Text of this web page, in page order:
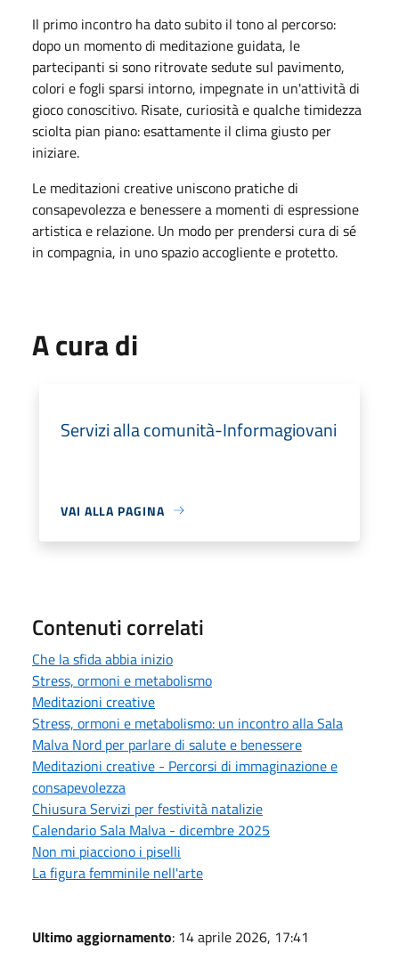
Il primo incontro ha dato subito il tono al percorso:
dopo un momento di meditazione guidata, le
partecipanti si sono ritrovate sedute sul pavimento,
colori e fogli sparsi intorno, impegnate in un'attività di
gioco conoscitivo. Risate, curiosità e qualche timidezza
sciolta pian piano: esattamente il clima giusto per
iniziare.
Le meditazioni creative uniscono pratiche di
consapevolezza e benessere a momenti di espressione
artistica e relazione. Un modo per prendersi cura di sé
in compagnia, in uno spazio accogliente e protetto.
A cura di
Servizi alla comunità-Informagiovani
VAI ALLA PAGINA
Contenuti correlati
Che la sfida abbia inizio
Stress, ormoni e metabolismo
Meditazioni creative
Stress, ormoni e metabolismo: un incontro alla Sala
Malva Nord per parlare di salute e benessere
Meditazioni creative - Percorsi di immaginazione e
consapevolezza
Chiusura Servizi per festività natalizie
Calendario Sala Malva - dicembre 2025
Non mi piacciono i piselli
La figura femminile nell'arte
Ultimo aggiornamento: 14 aprile 2026, 17:41